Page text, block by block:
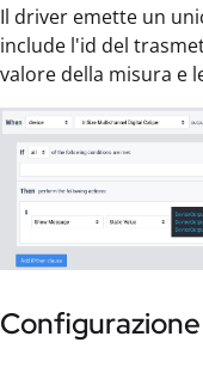
Il driver emette un
include l'id del
valore della misura e
Configurazione